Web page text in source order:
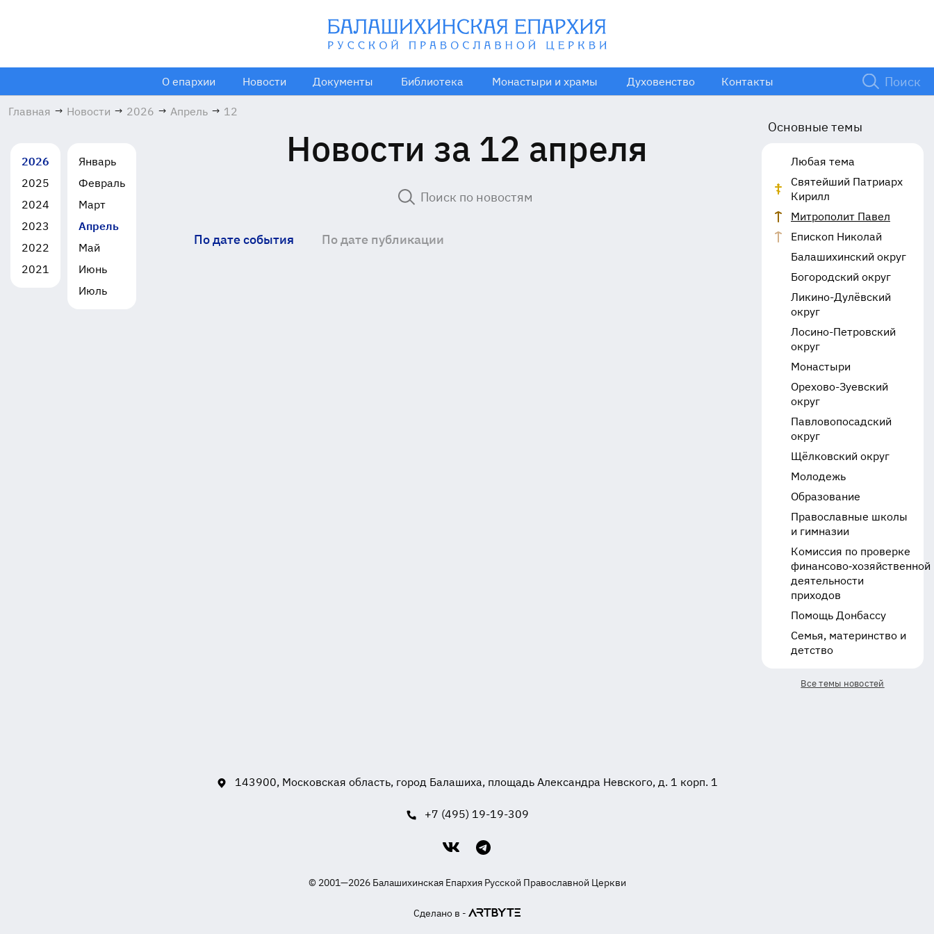
О епархии Новости Документы Библиотека Монастыри и храмы Духовенство Контакты
Главная → Новости → 2026 → Апрель → 12
2026
2025
2024
2023
2022
2021
Январь
Февраль
Март
Апрель
Май
Июнь
Июль
Новости за 12 апреля
По дате события По дате публикации
Основные темы
Любая тема
Святейший Патриарх
Кирилл
Митрополит Павел
Епископ Николай
Балашихинский округ
Богородский округ
Ликино-Дулёвский
округ
Лосино-Петровский
округ
Монастыри
Орехово-Зуевский
округ
Павловопосадский
округ
Щёлковский округ
Молодежь
Образование
Православные школы
и гимназии
Комиссия по проверке
финансово‑хозяйственной
деятельности
приходов
Помощь Донбассу
Семья, материнство и
детство
Все темы новостей
143900, Московская область, город Балашиха, площадь Александра Невского, д. 1 корп. 1
+7 (495) 19-19-309
© 2001—2026 Балашихинская Епархия Русской Православной Церкви
Сделано в -